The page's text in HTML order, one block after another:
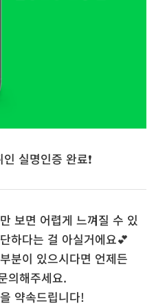
실명인증 완료❗
보면 어렵게 느껴질 수 있
하다는 걸 아실거에요💕​
분이 있으시다면 언제든
의해주세요.
약속드립니다!